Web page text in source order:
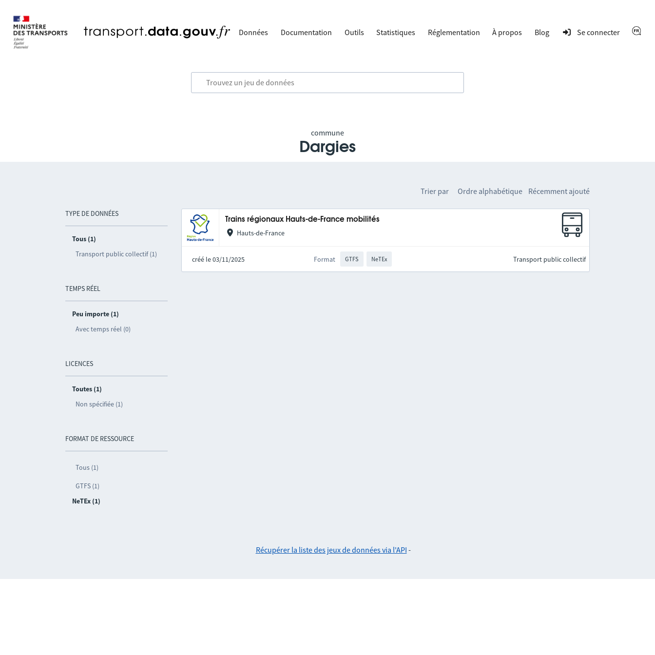
Données Documentation Outils Statistiques Réglementation À propos Blog Se connecter
commune
Dargies
TYPE DE DONNÉES
Tous (1)
Transport public collectif (1)
TEMPS RÉEL
Peu importe (1)
Avec temps réel (0)
LICENCES
Toutes (1)
Non spécifiée (1)
FORMAT DE RESSOURCE
Tous (1)
GTFS (1)
NeTEx (1)
Trier par Ordre alphabétique Récemment ajouté
Trains régionaux Hauts-de-France mobilités
Hauts-de-France
créé le 03/11/2025 Format GTFS NeTEx Transport public collectif
Récupérer la liste des jeux de données via l'API -